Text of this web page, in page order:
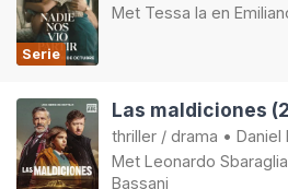
Serie
Met Tessa Ia en
Las maldiciones
thriller / drama • Daniel
Met Leonardo Sbaraglia
Bassani